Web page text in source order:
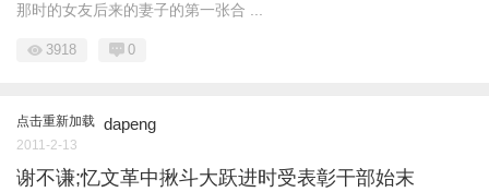
那时的女友后来的妻子的第一张合 ...
3918 0
点击重新加载 dapeng
2011-2-13
谢不谦;忆文革中揪斗大跃进时受表彰干部始末